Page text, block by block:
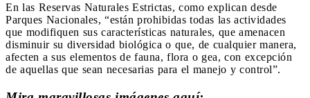
En las Reservas Naturales Estrictas, como explican desde
Parques Nacionales, “están prohibidas todas las actividades
que modifiquen sus características naturales, que amenacen
disminuir su diversidad biológica o que, de cualquier manera,
afecten a sus elementos de fauna, flora o gea, con excepción
de aquellas que sean necesarias para el manejo y control”.